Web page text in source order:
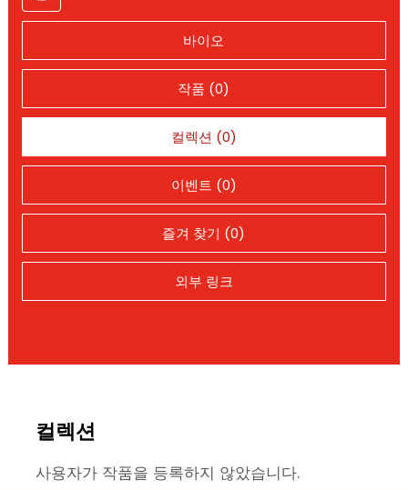
바이오
작품 (0)
컬렉션 (0)
이벤트 (0)
즐겨 찾기 (0)
외부 링크
컬렉션
사용자가 작품을 등록하지 않았습니다.